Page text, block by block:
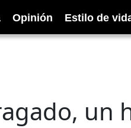
Opinión Estilo de
un